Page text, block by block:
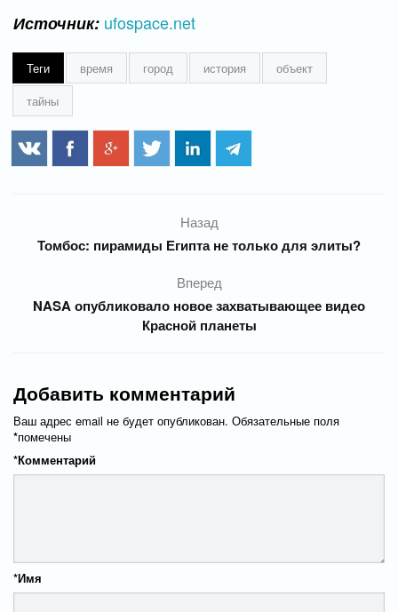
Источник: ufospace.net
Теги время город история
объект
тайны
Назад
Томбос: пирамиды Египта не только для элиты?
Вперед
NASA опубликовало новое захватывающее видео
Красной планеты
Добавить комментарий
Ваш адрес email не будет опубликован. Обязательные поля
помечены
*
Комментарий
*
Имя
*